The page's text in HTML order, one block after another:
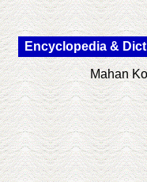
Encyclopedia &
Mahan